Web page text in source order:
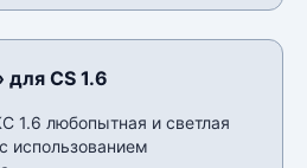
CS 1.6
1.6 любопытная и светлая
использованием